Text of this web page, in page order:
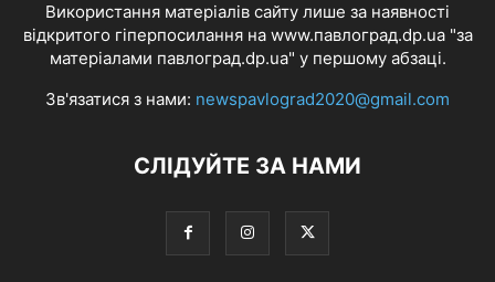
Використання матеріалів сайту лише за наявності
відкритого гіперпосилання на www.павлоград.dp.ua "за
матеріалами павлоград.dp.ua" у першому абзаці.
Зв'язатися з нами: newspavlograd2020@gmail.com
СЛІДУЙТЕ ЗА НАМИ